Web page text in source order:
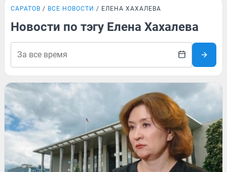
САРАТОВ ВСЕ НОВОСТИ ЕЛЕНА ХАХАЛЕВА
Новости по тэгу Елена Хахалева